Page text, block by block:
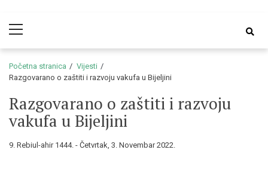
zajednice Bijeljina
Menu
Početna stranica
Vijesti
Razgovarano o zaštiti i razvoju vakufa u Bijeljini
Razgovarano o zaštiti i razvoju
vakufa u Bijeljini
9. Rebiul-ahir 1444. - Četvrtak, 3. Novembar 2022.